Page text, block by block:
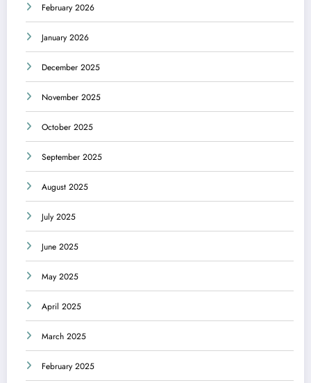
February 2026
January 2026
December 2025
November 2025
October 2025
September 2025
August 2025
July 2025
June 2025
May 2025
April 2025
March 2025
February 2025